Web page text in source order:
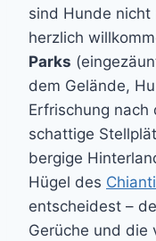
sind Hunde
herzlich
Parks
dem Gelände,
Erfrischung
schattige
bergige
Hügel des Chianti
entscheidest –
Gerüche und die